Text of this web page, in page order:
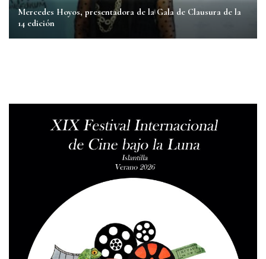
Mercedes Hoyos, presentadora de la Gala de Clausura de la
14 edición